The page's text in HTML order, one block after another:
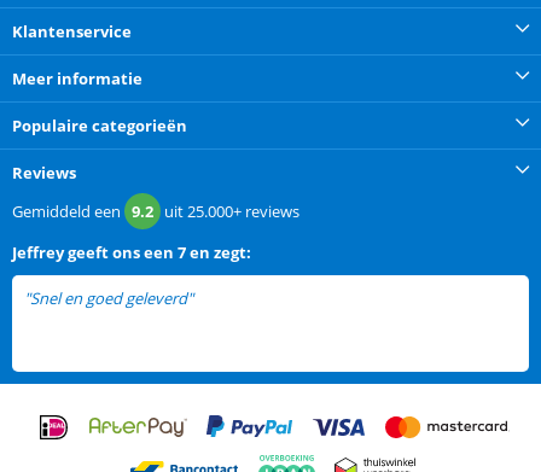
Klantenservice
Meer informatie
Populaire categorieën
Reviews
Gemiddeld een 9.2 uit25.000+ reviews
Jeffreygeeft ons een 7 en zegt:
"Snel en goed geleverd"